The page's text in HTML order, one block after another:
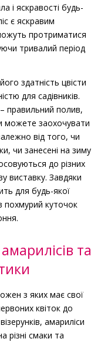
і яскравості будь-
є яскравим
протриматися
тривалий період
здатність цвісти
для садівників.
правильний полив,
можете заохочувати
від того, чи
чи занесені на зиму
до різних
виставку. Завдяки
для будь-якої
похмурий куточок
та
з яких має свої
квіток до
амариліси
різні смаки та